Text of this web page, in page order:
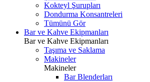
Kokteyl Şurupları
Dondurma Konsantreleri
Tümünü Gör
Bar ve Kahve Ekipmanları
Bar ve Kahve Ekipmanları
Taşıma ve Saklama
Makineler
Makineler
Bar Blenderları